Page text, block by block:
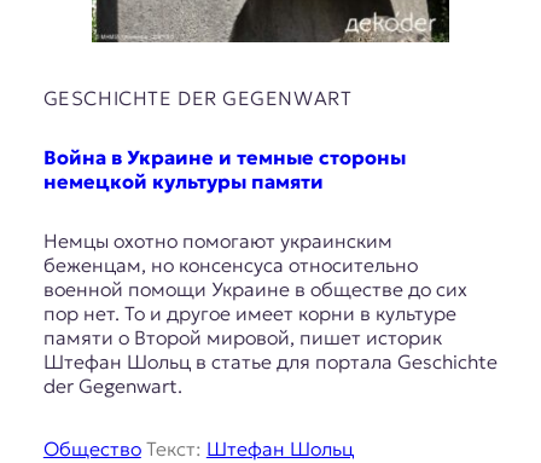
GESCHICHTE DER GEGENWART
Война в Украине и темные стороны
немецкой культуры памяти
Немцы охотно помогают украинским
беженцам, но консенсуса относительно
военной помощи Украине в обществе до сих
пор нет. То и другое имеет корни в культуре
памяти о Второй мировой, пишет историк
Штефан Шольц в статье для портала Geschichte
der Gegenwart.
ОбществоТекст: Штефан Шольц